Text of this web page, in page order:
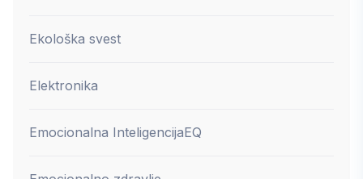
Ekološka svest
Elektronika
Emocionalna InteligencijaEQ